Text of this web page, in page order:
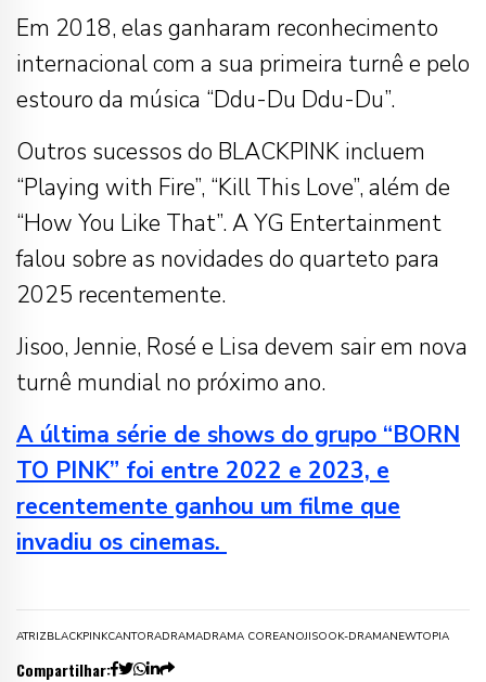
Em 2018, elas ganharam reconhecimento
internacional com a sua primeira turnê e pelo
estouro da música “Ddu-Du Ddu-Du”.
Outros sucessos do BLACKPINK incluem
“Playing with Fire”, “Kill This Love”, além de
“How You Like That”. A YG Entertainment
falou sobre as novidades do quarteto para
2025 recentemente.
Jisoo, Jennie, Rosé e Lisa devem sair em nova
turnê mundial no próximo ano.
A última série de shows do grupo “BORN
TO PINK” foi entre 2022 e 2023, e
recentemente ganhou um filme que
invadiu os cinemas.
ATRIZBLACKPINKCANTORADRAMADRAMA COREANOJISOOK-DRAMANEWTOPIA
Compartilhar: